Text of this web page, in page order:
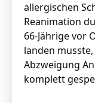
allergischen
Reanimation
66-Jährige vor
landen
Abzweigung
komplett